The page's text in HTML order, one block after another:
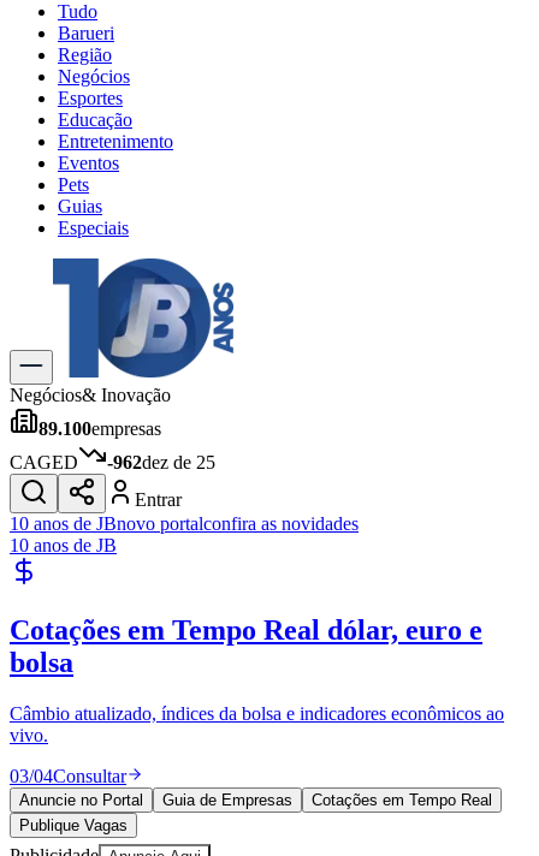
Tudo
Barueri
Região
Negócios
Esportes
Educação
Entretenimento
Eventos
Pets
Guias
Especiais
Explore Tudo
Últimas Notícias
Previsão do Tempo
Trânsito e Rotas
Dia a Dia & Lazer
Gastronomia
Cinema & Shows
JogosNovo
Para Sua Empresa
Publicidade Legal
Política
Esportes
Cultura
Meio Ambiente
Obras
Educação
Negócios& Inovação
89.100empresas
CAGED
-962dez de 25
Entrar
10 anos de JBnovo portalconfira as novidades
10 anos de JB
Cotações em Tempo Real dólar, euro e
bolsa
Câmbio atualizado, índices da bolsa e indicadores econômicos ao
vivo.
03/04Consultar
Anuncie no Portal Guia de Empresas
Cotações em Tempo Real
Publique Vagas